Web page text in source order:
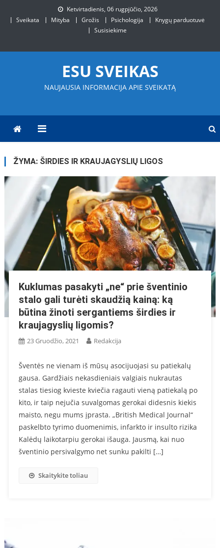
Ketvirtadienis, 06 rugpjūčio, 2026
Sveikata
Mityba Grožis Psichologija
Knygų parduotuvė
Susisiekime
ESU SVEIKAS
NAUJAUSIA INFORMACIJA APIE SVEIKATĄ
ŽYMA: ŠIRDIES IR KRAUJAGYSLIŲ LIGOS
Kuklumas pasakyti „ne“ prie šventinio
stalo gali turėti skaudžią kainą: ką
būtina žinoti sergantiems širdies ir
kraujagyslių ligomis?
23 Gruodžio, 2021 Redakcija
Šventės ne vienam iš mūsų asocijuojasi su patiekalų
gausa. Gardžiais nekasdieniais valgiais nukrautas
stalas tiesiog kvieste kviečia ragauti vieną patiekalą po
kito, ir taip nejučia suvalgomas gerokai didesnis kiekis
maisto, negu mums įprasta. „British Medical Journal“
paskelbto tyrimo duomenimis, infarkto ir insulto rizika
Kalėdų laikotarpiu gerokai išauga. Jausmą, kai nuo
šventinio persivalgymo net sunku pakilti […]
Skaitykite toliau